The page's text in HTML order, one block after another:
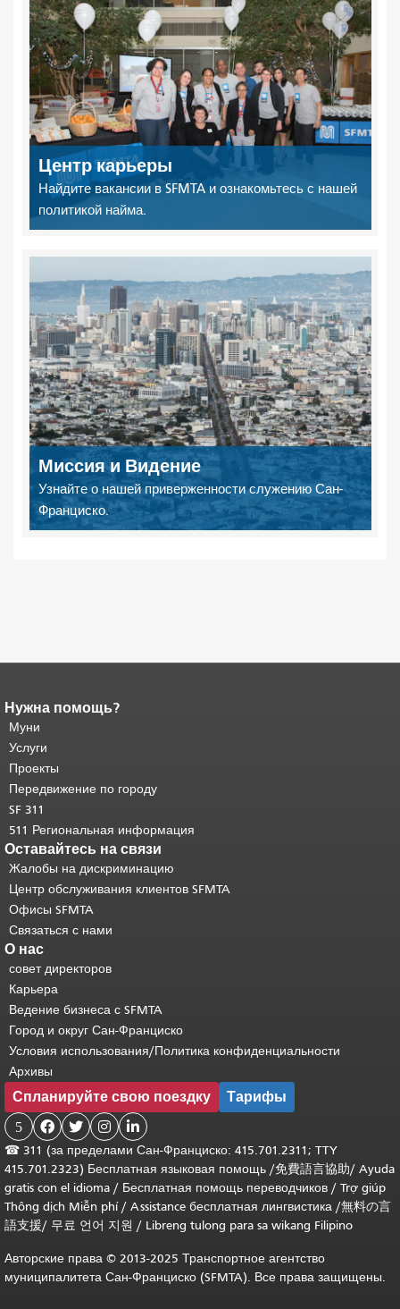
Центр карьеры
Найдите вакансии в SFMTA и ознакомьтесь с нашей
политикой найма.
Миссия и Видение
Узнайте о нашей приверженности служению Сан-
Франциско.
Конец содержимого
страницы.
страницы повторяется на каждой
странице.
основного содержимого .
Нужна помощь?
Муни
Услуги
Проекты
Передвижение по городу
SF 311
511 Региональная информация
Оставайтесь на связи
Жалобы на дискриминацию
Центр обслуживания клиентов SFMTA
Офисы SFMTA
Связаться с нами
О нас
совет директоров
Карьера
Ведение бизнеса с SFMTA
Город и округ Сан-Франциско
Условия использования/Политика конфиденциальности
Архивы
Спланируйте свою поездку Тарифы
5    
☎ 311 (за пределами Сан-Франциско: 415.701.2311; TTY
415.701.2323) Бесплатная языковая помощь /免費語言協助/ Ayuda
gratis con el idioma / Бесплатная помощь переводчиков / Trợ giúp
Thông dịch Miễn phí/ Assistance бесплатная лингвистика /無料の言
語支援/ 무료 언어 지원 / Libreng tulong para sa wikang Filipino
Авторские права © 2013-2025 Транспортное агентство
муниципалитета Сан-Франциско (SFMTA). Все права защищены.